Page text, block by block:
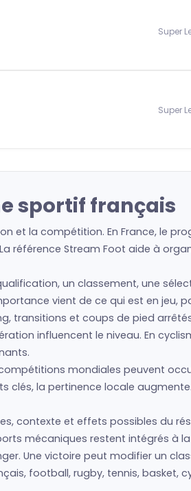
Super
Super
sportif français
et la compétition. En France, le
référence Stream Foot aide à
un classement, une
vient de ce qui est en jeu,
transitions et coups de pied
influencent le niveau. En
mondiales peuvent
la pertinence locale
contexte et effets possibles du
mécaniques restent intégrés à
Une victoire peut modifier un
football, rugby, tennis, basket,